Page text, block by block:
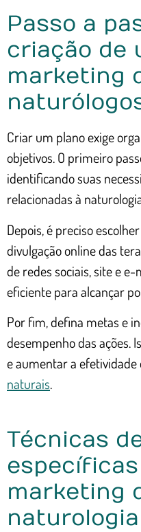
Passo a
criação de
marketing
Criar um plano exige
objetivos. O primeiro
identificando suas
relacionadas à
Depois, é preciso
divulgação online das
de redes sociais, site e
eficiente para alcançar
Por fim, defina metas e
desempenho das ações.
e aumentar a efetividade
naturais.
Técnicas
marketing
naturologia